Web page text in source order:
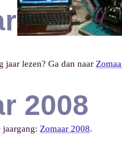
lezen? Ga dan naar
2008
jaargang: Zomaar 2008.